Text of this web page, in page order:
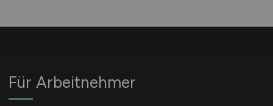
Für Arbeitnehmer